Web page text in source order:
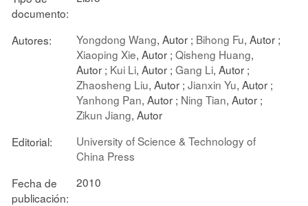
documento:
Autores: Yongdong Wang, Autor ; Bihong Fu, Autor ;
Xiaoping Xie, Autor ; Qisheng Huang,
Autor ; Kui Li, Autor ; Gang Li, Autor ;
Zhaosheng Liu, Autor ; Jianxin Yu, Autor ;
Yanhong Pan, Autor ; Ning Tian, Autor ;
Zikun Jiang, Autor
Editorial:
University of Science & Technology of
China Press
Fecha de
publicación:
2010